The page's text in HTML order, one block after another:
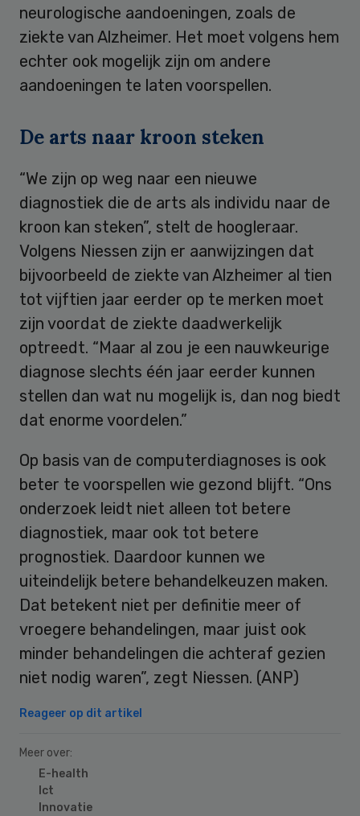
neurologische aandoeningen, zoals de
ziekte van Alzheimer. Het moet volgens hem
echter ook mogelijk zijn om andere
aandoeningen te laten voorspellen.
De arts naar kroon steken
“We zijn op weg naar een nieuwe
diagnostiek die de arts als individu naar de
kroon kan steken”, stelt de hoogleraar.
Volgens Niessen zijn er aanwijzingen dat
bijvoorbeeld de ziekte van Alzheimer al tien
tot vijftien jaar eerder op te merken moet
zijn voordat de ziekte daadwerkelijk
optreedt. “Maar al zou je een nauwkeurige
diagnose slechts één jaar eerder kunnen
stellen dan wat nu mogelijk is, dan nog biedt
dat enorme voordelen.”
Op basis van de computerdiagnoses is ook
beter te voorspellen wie gezond blijft. “Ons
onderzoek leidt niet alleen tot betere
diagnostiek, maar ook tot betere
prognostiek. Daardoor kunnen we
uiteindelijk betere behandelkeuzen maken.
Dat betekent niet per definitie meer of
vroegere behandelingen, maar juist ook
minder behandelingen die achteraf gezien
niet nodig waren”, zegt Niessen. (ANP)
Reageer op dit artikel
Meer over:
E-health
Ict
Innovatie